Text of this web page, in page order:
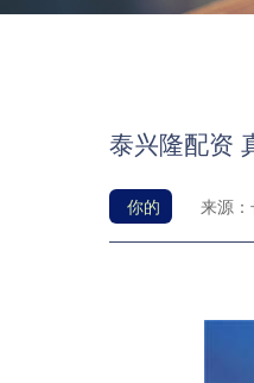
泰兴隆配资
你的 来源